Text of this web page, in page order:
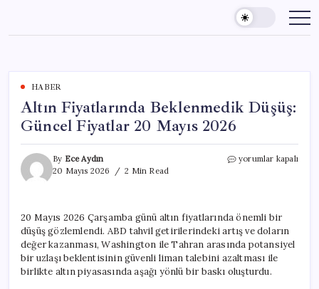
content
HABER
Altın Fiyatlarında Beklenmedik Düşüş:
Güncel Fiyatlar 20 Mayıs 2026
By Ece Aydın
20 Mayıs 2026
2 Min Read
Altın
Fiyatlar
20
Mayıs
2026
için
yorumlar kapalı
20 Mayıs 2026 Çarşamba günü altın fiyatlarında önemli bir
düşüş gözlemlendi. ABD tahvil getirilerindeki artış ve doların
değer kazanması, Washington ile Tahran arasında potansiyel
bir uzlaşı beklentisinin güvenli liman talebini azaltması ile
birlikte altın piyasasında aşağı yönlü bir baskı oluşturdu.